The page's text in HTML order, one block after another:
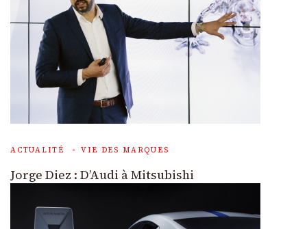
ACTUALITÉ VIE DES MARQUES
Jorge Diez : D’Audi à Mitsubishi